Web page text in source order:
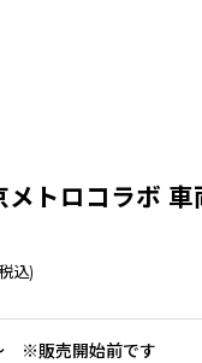
トロコラボ 車
込)
※販売開始前です